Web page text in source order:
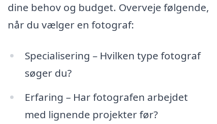
dine behov og budget. Overveje følgende,
når du vælger en fotograf:
Specialisering – Hvilken type fotograf
søger du?
Erfaring – Har fotografen arbejdet
med lignende projekter før?